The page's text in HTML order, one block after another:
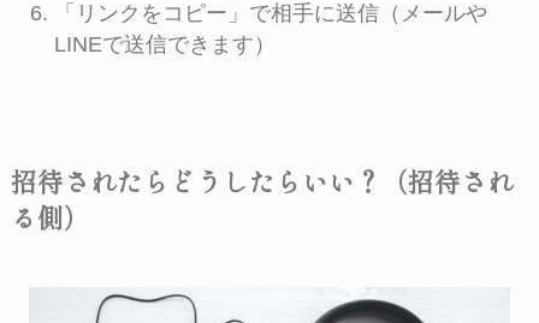
「リンクをコピー」で相手に送信（メールや
LINEで送信できます）
招待されたらどうしたらいい？（招待され
る側）